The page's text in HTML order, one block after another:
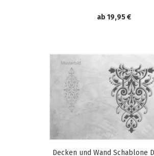
ab 19,95 €
Decken und Wand Schablone